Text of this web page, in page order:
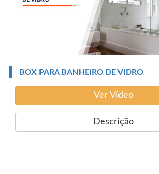
BOX PARA BANHEIRO DE VIDRO
Ver Vídeo
Descrição